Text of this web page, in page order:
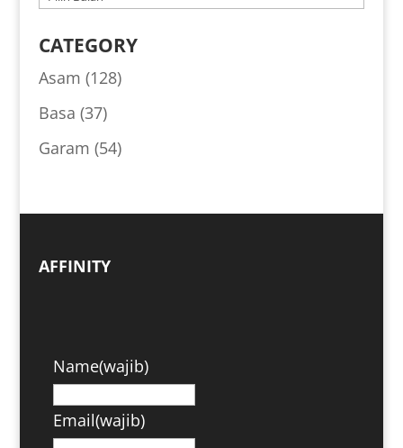
CATEGORY
Asam (128)
Basa (37)
Garam (54)
AFFINITY
Name(wajib)
Email(wajib)